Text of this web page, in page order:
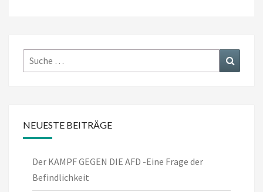
Suche
nach:
NEUESTE BEITRÄGE
Der KAMPF GEGEN DIE AFD -Eine Frage der
Befindlichkeit